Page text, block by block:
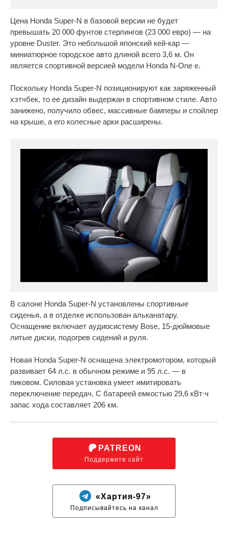
Цена Honda Super-N в базовой версии не будет
превышать 20 000 фунтов стерлингов (23 000 евро) — на
уровне Duster. Это небольшой японский кей-кар —
миниатюрное городское авто длиной всего 3,6 м. Он
является спортивной версией модели Honda N-One e.
Поскольку Honda Super-N позиционируют как заряженный
хэтчбек, то ее дизайн выдержан в спортивном стиле. Авто
занижено, получило обвес, массивные бамперы и спойлер
на крыше, а его колесные арки расширены.
В салоне Honda Super-N установлены спортивные
сиденья, а в отделке использован альканатару.
Оснащение включает аудиосистему Bose, 15-дюймовые
литые диски, подогрев сидений и руля.
Новая Honda Super-N оснащена электромотором, который
развивает 64 л.с. в обычном режиме и 95 л.с. — в
пиковом. Силовая установка умеет имитировать
переключение передач. С батареей емкостью 29,6 кВт∙ч
запас хода составляет 206 км.
PATREON
Поддержите сайт
«Хартия-97»
Подписывайтесь на канал